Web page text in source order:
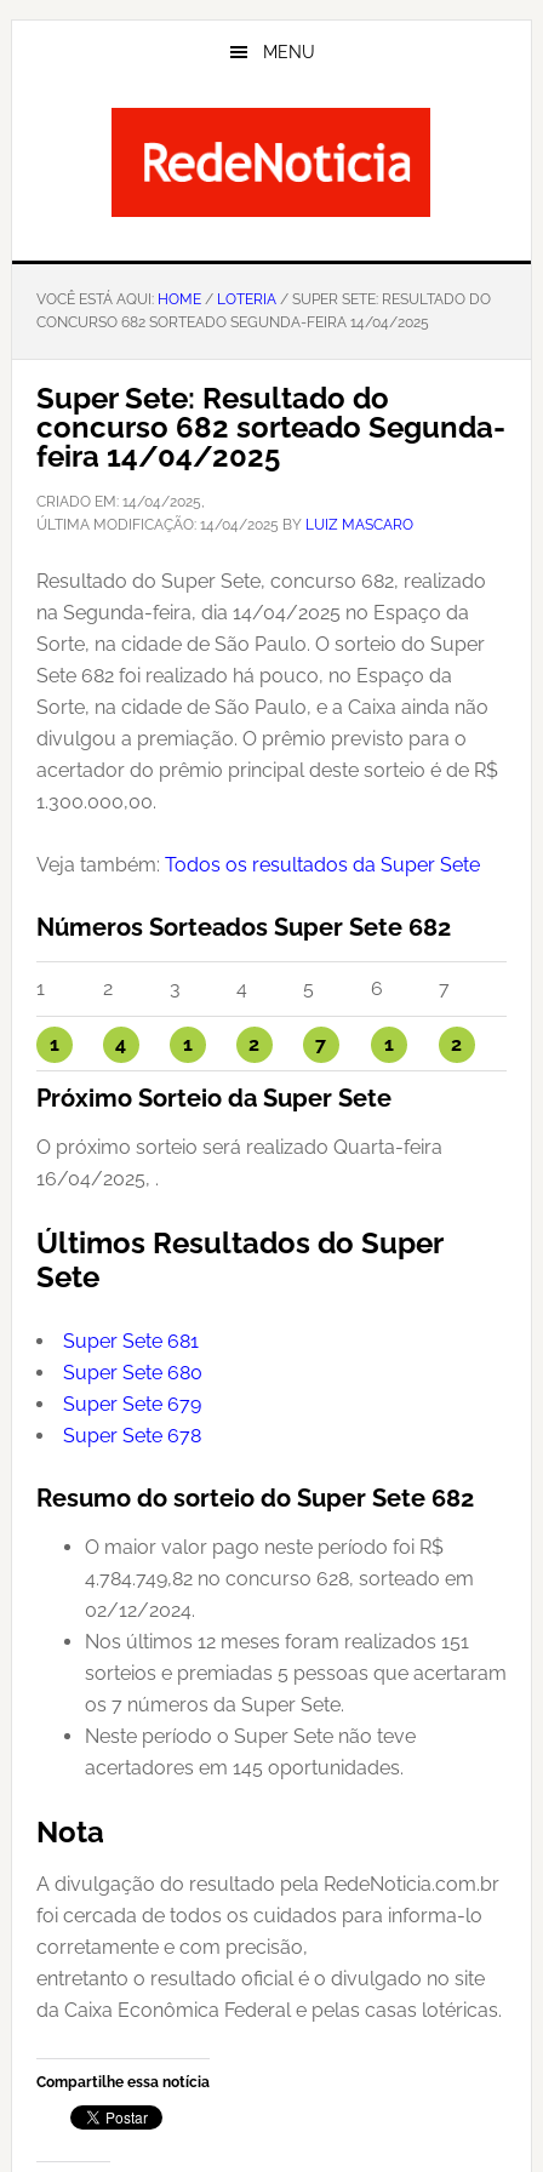
Skip
MENU
VOCÊ ESTÁ AQUI: HOME/ LOTERIA/ SUPER SETE: RESULTADO DO
CONCURSO 682 SORTEADO SEGUNDA-FEIRA 14/04/2025
Super Sete: Resultado do
concurso 682 sorteado Segunda-
feira 14/04/2025
CRIADO EM: 14/04/2025,
ÚLTIMA MODIFICAÇÃO: 14/04/2025 BY LUIZ MASCARO
Resultado do Super Sete, concurso 682, realizado
na Segunda-feira, dia 14/04/2025 no Espaço da
Sorte, na cidade de São Paulo. O sorteio do Super
Sete 682 foi realizado há pouco, no Espaço da
Sorte, na cidade de São Paulo, e a Caixa ainda não
divulgou a premiação. O prêmio previsto para o
acertador do prêmio principal deste sorteio é de R$
1.300.000,00.
Veja também: Todos os resultados da Super Sete
Números Sorteados Super Sete 682
1 2 3 4 5 6 7
1 4 1 2 7 1 2
Próximo Sorteio da Super Sete
O próximo sorteio será realizado Quarta-feira
16/04/2025, .
Últimos Resultados do Super
Sete
Super Sete 681
Super Sete 680
Super Sete 679
Super Sete 678
Resumo do sorteio do Super Sete 682
O maior valor pago neste período foi R$
4.784.749,82 no concurso 628, sorteado em
02/12/2024.
Nos últimos 12 meses foram realizados 151
sorteios e premiadas 5 pessoas que acertaram
os 7 números da Super Sete.
Neste período o Super Sete não teve
acertadores em 145 oportunidades.
Nota
A divulgação do resultado pela RedeNoticia.com.br
foi cercada de todos os cuidados para informa-lo
corretamente e com precisão,
entretanto o resultado oficial é o divulgado no site
da Caixa Econômica Federal e pelas casas lotéricas.
Compartilhe essa notícia